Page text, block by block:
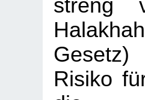
streng
Risiko